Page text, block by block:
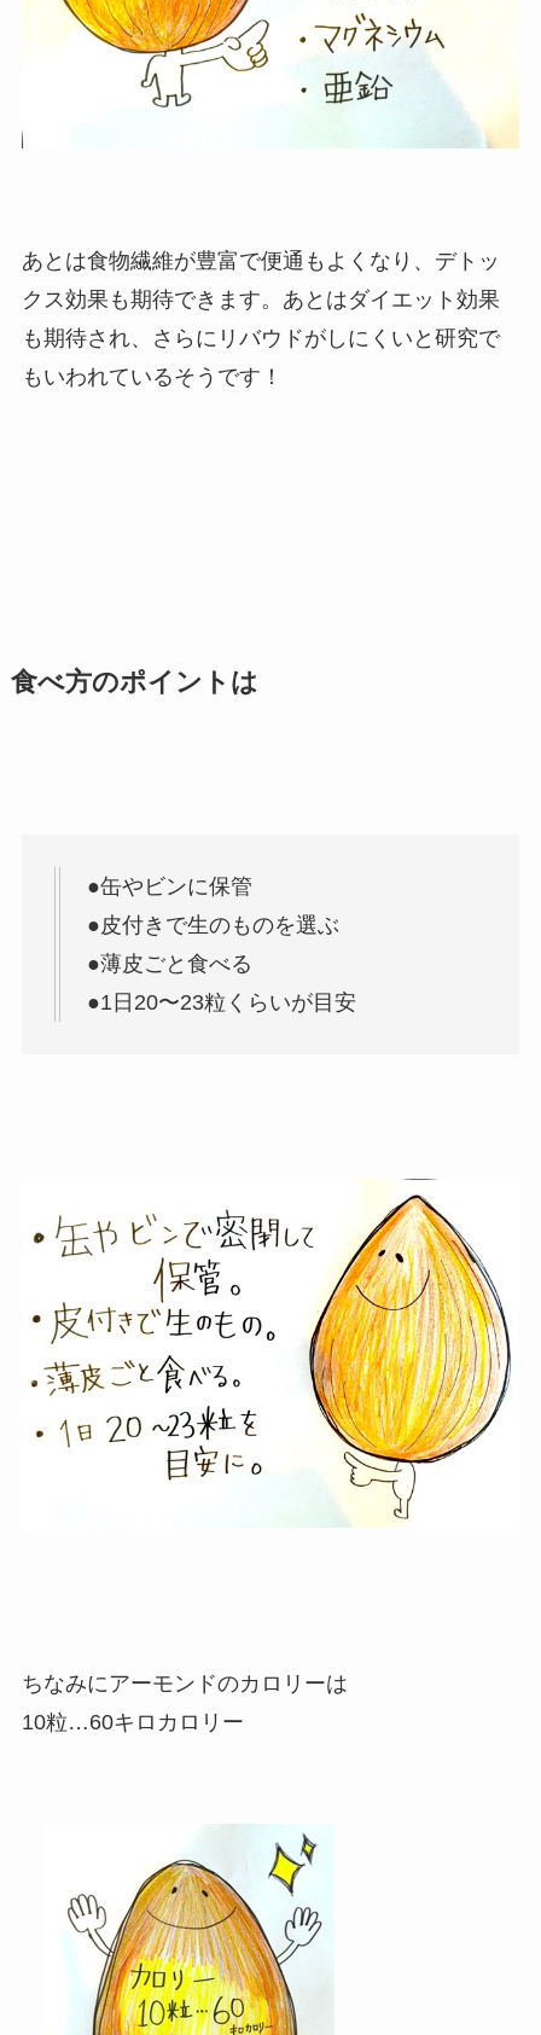
あとは食物繊維が豊富で便通もよくなり、デトッ
クス効果も期待できます。あとはダイエット効果
も期待され、さらにリバウドがしにくいと研究で
もいわれているそうです！
食べ方のポイントは
●缶やビンに保管
●皮付きで生のものを選ぶ
●薄皮ごと食べる
●1日20〜23粒くらいが目安
ちなみにアーモンドのカロリーは
10粒…60キロカロリー